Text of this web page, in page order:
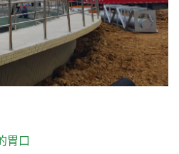
胃口